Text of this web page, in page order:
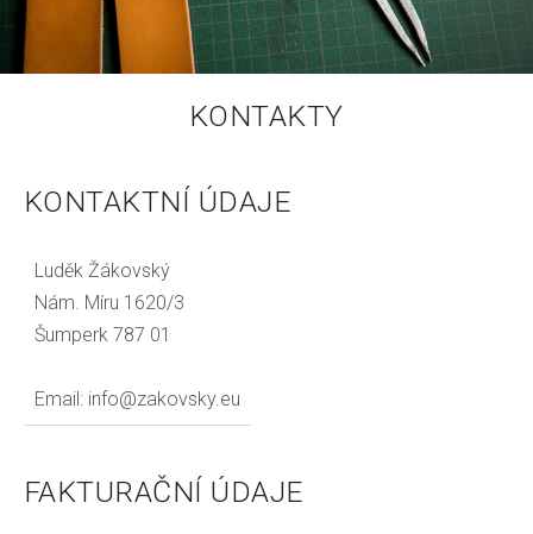
KONTAKTY
KONTAKTNÍ ÚDAJE
Luděk Žákovský
Nám. Míru 1620/3
Šumperk 787 01
Email: info@zakovsky.eu
FAKTURAČNÍ ÚDAJE